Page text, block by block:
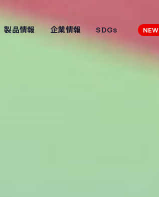
製品情報 企業情報 SDGs NEW